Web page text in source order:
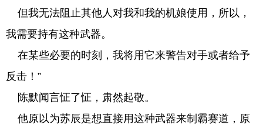
但我无法阻止其他人对我和我的机娘使用，所以，
我需要持有这种武器。
在某些必要的时刻，我将用它来警告对手或者给予
反击！”
陈默闻言怔了怔，肃然起敬。
他原以为苏辰是想直接用这种武器来制霸赛道，原